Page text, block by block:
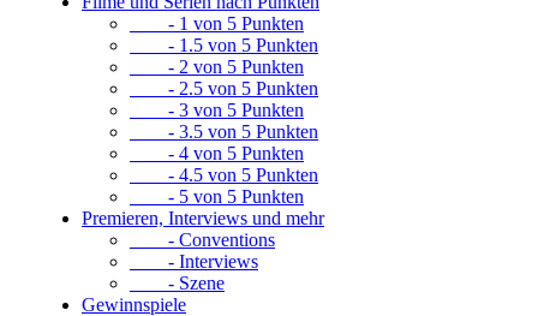
- 1 von 5 Punkten
- 1.5 von 5 Punkten
- 2 von 5 Punkten
- 2.5 von 5 Punkten
- 3 von 5 Punkten
- 3.5 von 5 Punkten
- 4 von 5 Punkten
- 4.5 von 5 Punkten
- 5 von 5 Punkten
Premieren, Interviews und mehr
- Conventions
- Interviews
- Szene
Gewinnspiele